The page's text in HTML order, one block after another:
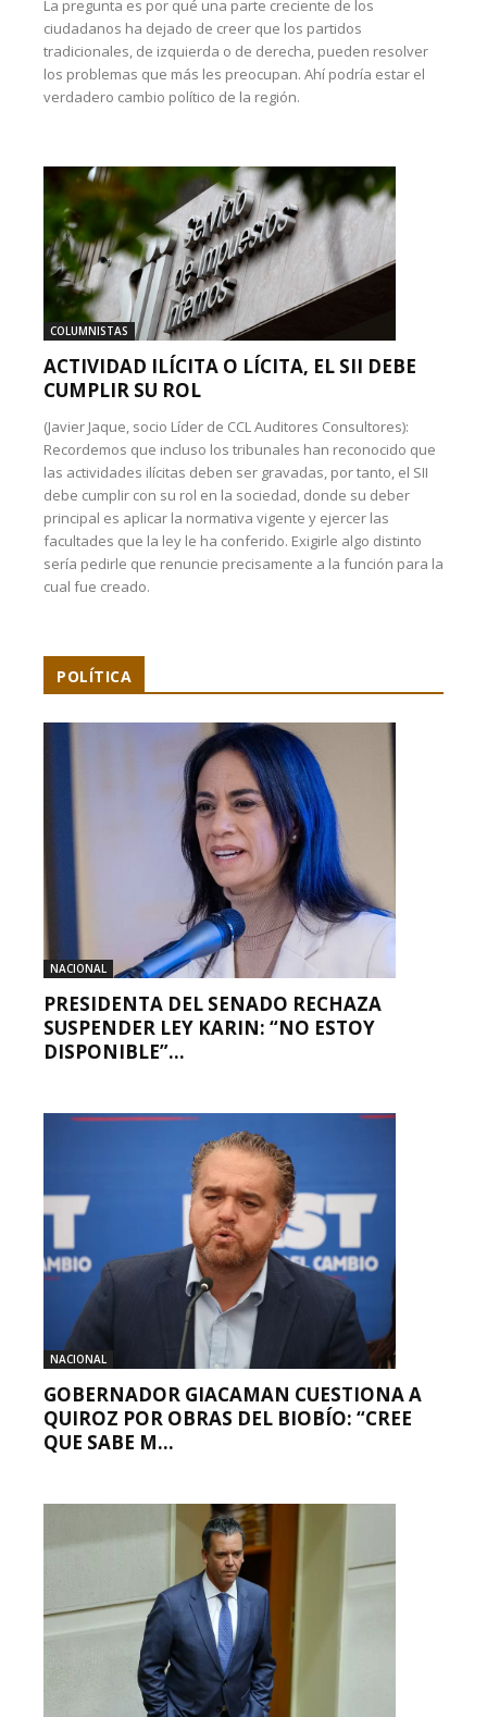
La pregunta es por qué una parte creciente de los
ciudadanos ha dejado de creer que los partidos
tradicionales, de izquierda o de derecha, pueden resolver
los problemas que más les preocupan. Ahí podría estar el
verdadero cambio político de la región.
COLUMNISTAS
ACTIVIDAD ILÍCITA O LÍCITA, EL SII DEBE
CUMPLIR SU ROL
(Javier Jaque, socio Líder de CCL Auditores Consultores):
Recordemos que incluso los tribunales han reconocido que
las actividades ilícitas deben ser gravadas, por tanto, el SII
debe cumplir con su rol en la sociedad, donde su deber
principal es aplicar la normativa vigente y ejercer las
facultades que la ley le ha conferido. Exigirle algo distinto
sería pedirle que renuncie precisamente a la función para la
cual fue creado.
POLÍTICA
NACIONAL
PRESIDENTA DEL SENADO RECHAZA
SUSPENDER LEY KARIN: “NO ESTOY
DISPONIBLE”...
NACIONAL
GOBERNADOR GIACAMAN CUESTIONA A
QUIROZ POR OBRAS DEL BIOBÍO: “CREE
QUE SABE M...